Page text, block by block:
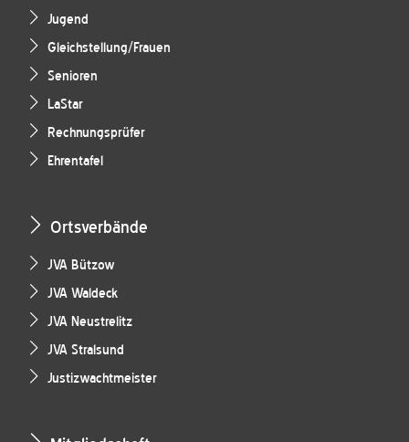
Jugend
Gleichstellung/Frauen
Senioren
LaStar
Rechnungsprüfer
Ehrentafel
Ortsverbände
JVA Bützow
JVA Waldeck
JVA Neustrelitz
JVA Stralsund
Justizwachtmeister